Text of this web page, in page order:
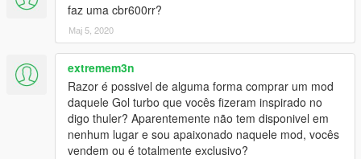
faz uma cbr600rr?
Мај 5, 2020
extremem3n
Razor é possivel de alguma forma comprar um mod
daquele Gol turbo que vocês fizeram inspirado no
digo thuler? Aparentemente não tem disponivel em
nenhum lugar e sou apaixonado naquele mod, vocês
vendem ou é totalmente exclusivo?